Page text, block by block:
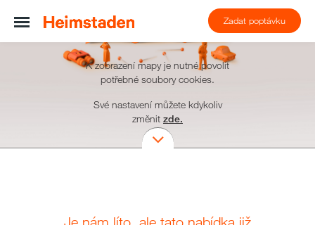
Zadat poptávku
K zobrazení mapy je nutné povolit
potřebné soubory cookies.
Své nastavení můžete kdykoliv
změnit zde.